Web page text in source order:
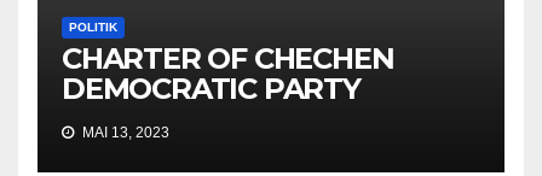
POLITIK
CHARTER OF CHECHEN
DEMOCRATIC PARTY
MAI 13, 2023